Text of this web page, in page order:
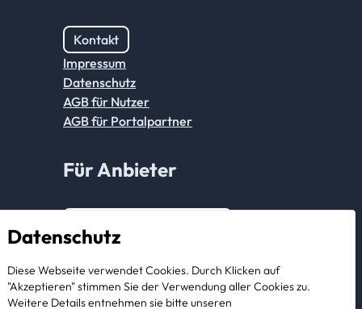
Datenschutz
Diese Webseite verwendet Cookies. Durch Klicken auf
"Akzeptieren" stimmen Sie der Verwendung aller Cookies zu.
Weitere Details entnehmen sie bitte unseren
Kontakt
Impressum
Datenschutz
AGB für Nutzer
AGB für Portalpartner
Für Anbieter
Als Anbieter registrieren